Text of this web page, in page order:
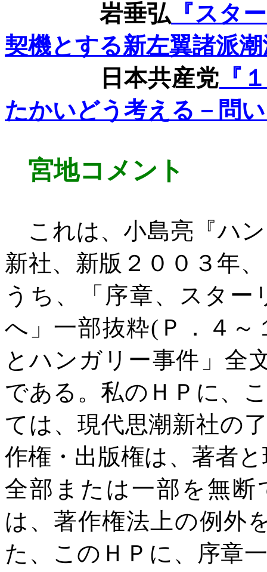
岩垂弘 『スタ
契機とする新左翼諸派
日本共産党 『
たかいどう考える－問
宮地コメント
これは、小島亮『ハ
新社、新版２００３年
うち、「序章、スタ
へ」一部抜粋( Ｐ．４～
とハンガリー事件 」全
である。私のＨＰに、
ては、現代思潮新社の
作権・出版権は、著者
全部または一部を無断
は、著作権法上の例外
た、このＨＰに、序章